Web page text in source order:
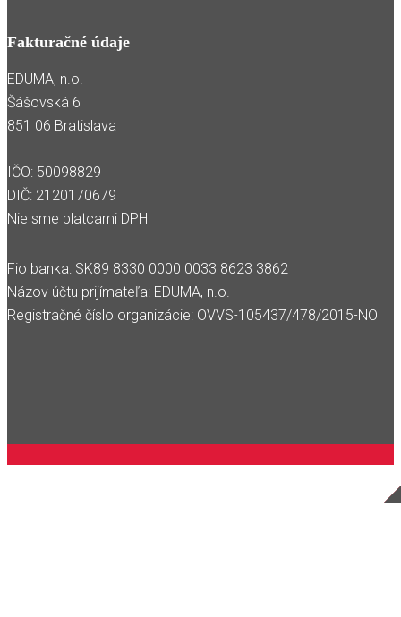
Fakturačné údaje
EDUMA, n.o.
Šášovská 6
851 06 Bratislava
IČO: 50098829
DIČ: 2120170679
Nie sme platcami DPH
Fio banka: SK89 8330 0000 0033 8623 3862
Názov účtu prijímateľa: EDUMA, n.o.
Registračné číslo organizácie: OVVS-105437/478/2015-NO